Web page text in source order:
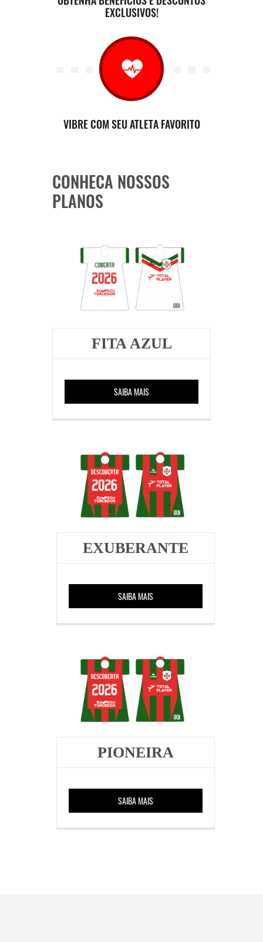
EXCLUSIVOS!
VIBRE COM SEU ATLETA FAVORITO
CONHEÇA NOSSOS
PLANOS
FITA AZUL
SAIBA MAIS
EXUBERANTE
SAIBA MAIS
PIONEIRA
SAIBA MAIS